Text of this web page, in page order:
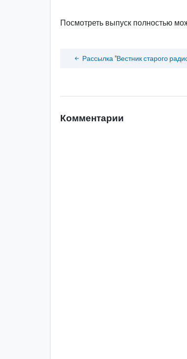
Посмотреть выпуск полностью
Рассылка "Вестник старого
Комментарии